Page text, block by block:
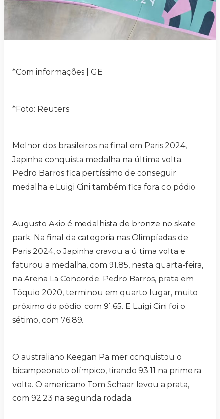
*Com informações | GE
*Foto: Reuters
Melhor dos brasileiros na final em Paris 2024,
Japinha conquista medalha na última volta.
Pedro Barros fica pertíssimo de conseguir
medalha e Luigi Cini também fica fora do pódio
Augusto Akio é medalhista de bronze no skate
park. Na final da categoria nas Olimpíadas de
Paris 2024, o Japinha cravou a última volta e
faturou a medalha, com 91.85, nesta quarta-feira,
na Arena La Concorde. Pedro Barros, prata em
Tóquio 2020, terminou em quarto lugar, muito
próximo do pódio, com 91.65. E Luigi Cini foi o
sétimo, com 76.89.
O australiano Keegan Palmer conquistou o
bicampeonato olímpico, tirando 93.11 na primeira
volta. O americano Tom Schaar levou a prata,
com 92.23 na segunda rodada.